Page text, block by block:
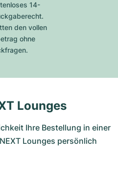
14-
den vollen
ohne
Lounges
Ihre Bestellung in einer
Lounges persönlich